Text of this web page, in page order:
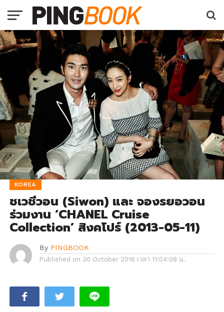
KOREA
ชเวชีวอน (Siwon) และ จองรยอวอน
ร่วมงาน ‘CHANEL Cruise
Collection’ สิงคโปร์ (2013-05-11)
By PINGBOOK
Published on 30 October 2016 เวลา 11:04:08 น.